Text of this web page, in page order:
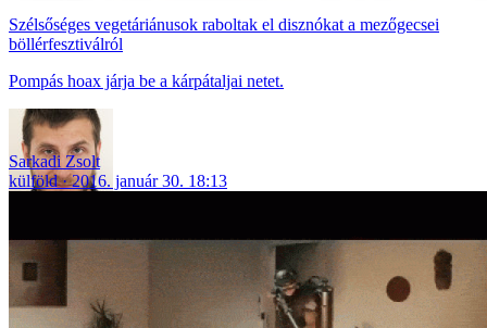
Szélsőséges vegetáriánusok raboltak el disznókat a mezőgecsei
böllérfesztiválról
Pompás hoax járja be a kárpátaljai netet.
Sarkadi Zsolt
külföld
2016. január 30. 18:13